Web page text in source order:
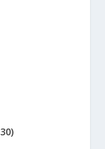
30)